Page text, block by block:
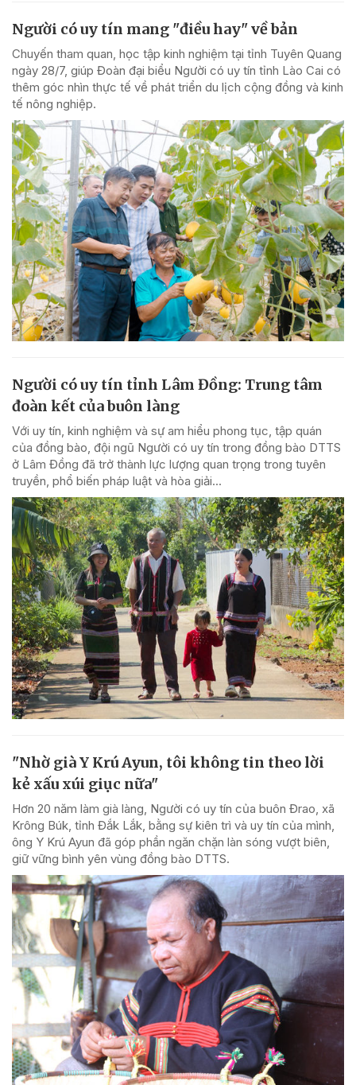
Người có uy tín mang "điều hay" về bản
Chuyến tham quan, học tập kinh nghiệm tại tỉnh Tuyên Quang
ngày 28/7, giúp Đoàn đại biểu Người có uy tín tỉnh Lào Cai có
thêm góc nhìn thực tế về phát triển du lịch cộng đồng và kinh
tế nông nghiệp.
Người có uy tín tỉnh Lâm Đồng: Trung tâm
đoàn kết của buôn làng
Với uy tín, kinh nghiệm và sự am hiểu phong tục, tập quán
của đồng bào, đội ngũ Người có uy tín trong đồng bào DTTS
ở Lâm Đồng đã trở thành lực lượng quan trọng trong tuyên
truyền, phổ biến pháp luật và hòa giải...
"Nhờ già Y Krú Ayun, tôi không tin theo lời
kẻ xấu xúi giục nữa"
Hơn 20 năm làm già làng, Người có uy tín của buôn Đrao, xã
Krông Búk, tỉnh Đắk Lắk, bằng sự kiên trì và uy tín của mình,
ông Y Krú Ayun đã góp phần ngăn chặn làn sóng vượt biên,
giữ vững bình yên vùng đồng bào DTTS.